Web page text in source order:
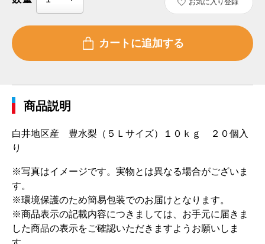
商品説明
白井地区産 豊水梨（５Ｌサイズ）１０ｋｇ ２０個入
り
※写真はイメージです。実物とは異なる場合がございま
す。
※環境保護のため簡易包装でのお届けとなります。
※商品表示の記載内容につきましては、お手元に届きま
した商品の表示をご確認いただきますようお願いしま